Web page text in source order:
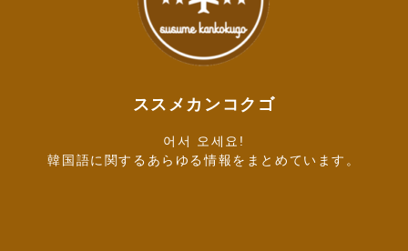
ススメカンコクゴ
어서 오세요!
韓国語に関するあらゆる情報をまとめています。